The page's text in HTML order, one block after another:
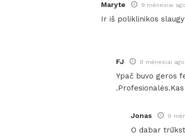
Maryte 9 mėnesiai ago
Ir iš poliklinikos
FJ 9 mėnesiai ago
Ypač buvo geros
Jonas 9
O dabar